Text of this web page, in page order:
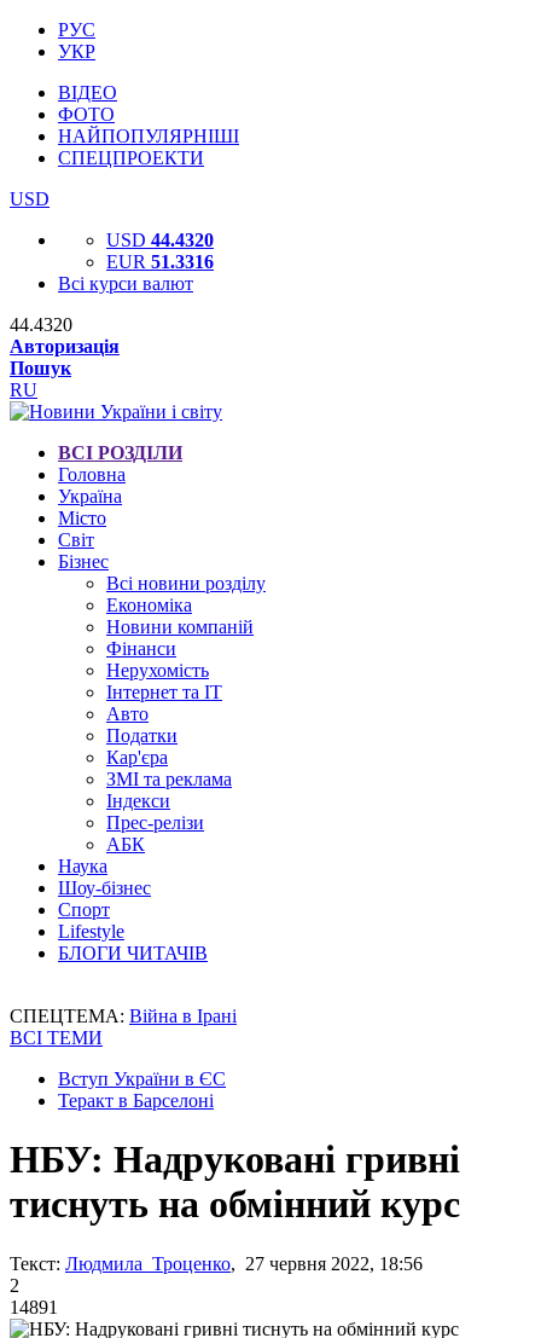
РУС
УКР
ВІДЕО
ФОТО
НАЙПОПУЛЯРНІШІ
СПЕЦПРОЕКТИ
USD
USD 44.4320
EUR 51.3316
Всі курси валют
44.4320
Авторизація
Пошук
RU
ВСІ РОЗДІЛИ
Головна
Україна
Місто
Світ
Бізнес
Всі новини розділу
Економіка
Новини компаній
Фінанси
Нерухомість
Інтернет та IT
Авто
Податки
Кар'єра
ЗМІ та реклама
Індекси
Прес-релізи
АБК
Наука
Шоу-бізнес
Спорт
Lifestyle
БЛОГИ ЧИТАЧІВ
СПЕЦТЕМА: Війна в Ірані
ВСІ ТЕМИ
Вступ України в ЄС
Теракт в Барселоні
НБУ: Надруковані гривні
тиснуть на обмінний курс
Текст: Людмила Троценко, 27 червня 2022, 18:56
2
14891